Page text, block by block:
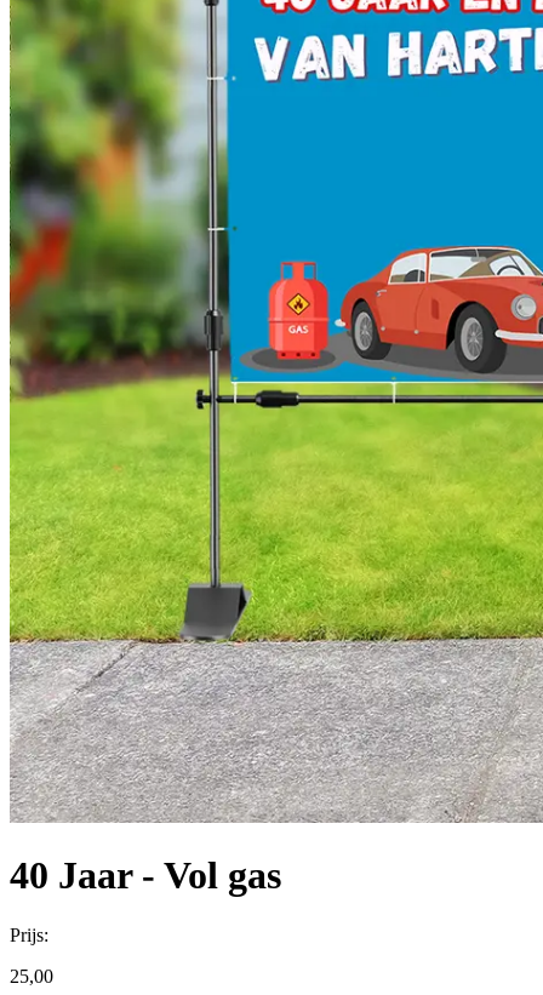
40 Jaar - Vol gas
Prijs:
25,00